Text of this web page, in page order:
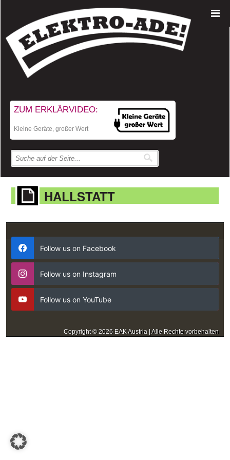
ZUM ERKLÄRVIDEO:
Kleine Geräte, großer Wert
HALLSTATT
Follow us on Facebook
Follow us on Instagram
Follow us on YouTube
Copyright © 2026 EAK Austria | Alle Rechte vorbehalten